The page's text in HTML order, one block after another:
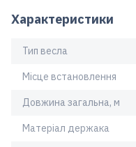
Характеристики
Тип весла
Місце встановлення
Довжина загальна, м
Матеріал держака